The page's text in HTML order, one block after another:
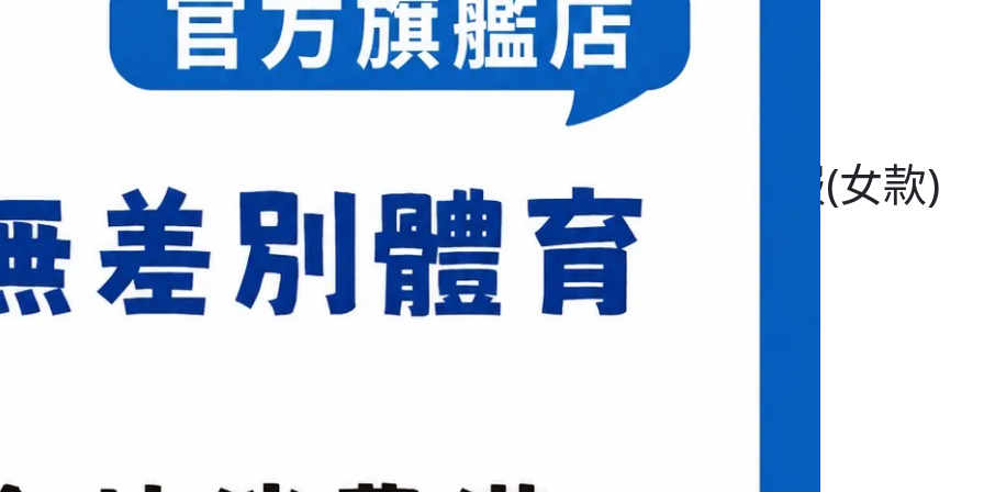
利VICTOR 戴資穎致敬系列推廣版大賽服(女款)